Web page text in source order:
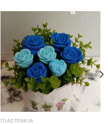
Πρόσθήκη
στην λίστα
επιθυμιών
ΓΛΑΣΤΡΑΚΙΑ